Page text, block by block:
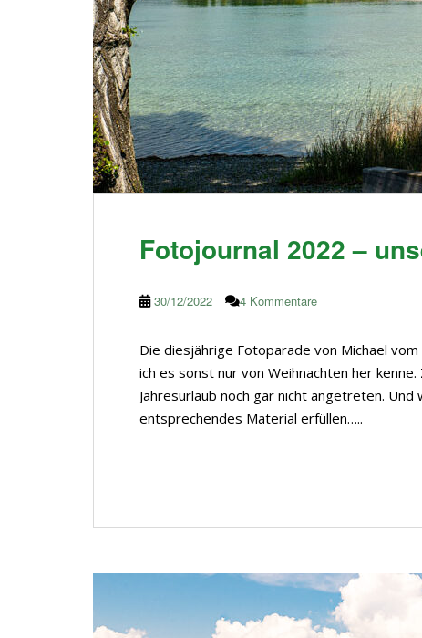
Fotojournal 2022 –
30/12/2022 4 Kommentare
Die diesjährige Fotoparade von Michael
ich es sonst nur von Weihnachten her
Jahresurlaub noch gar nicht angetreten.
entsprechendes Material erfüllen…..